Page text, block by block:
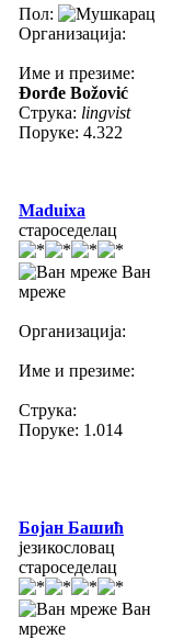
Пол:
Организација:
Име и презиме:
Đorđe Božović
Струка: lingvist
Поруке: 4.322
Maduixa
староседелац
Ван
мреже
Организација:
Име и презиме:
Струка:
Поруке: 1.014
Бојан Башић
језикословац
староседелац
Ван
мреже